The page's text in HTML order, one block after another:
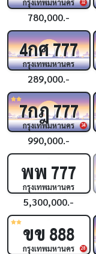
32
กรุงเทพมหานคร
780,000.-
4กศ777
กรุงเทพมหานคร
289,000.-
34
7กฎ777
กรุงเทพมหานคร
990,000.-
พพ 777
กรุงเทพมหานคร
5,300,000.-
28
ขข 888
กรุงเทพมหานคร